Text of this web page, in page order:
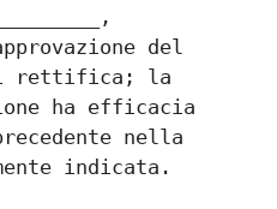
del
rettifica; la
ha efficacia
nella
indicata.